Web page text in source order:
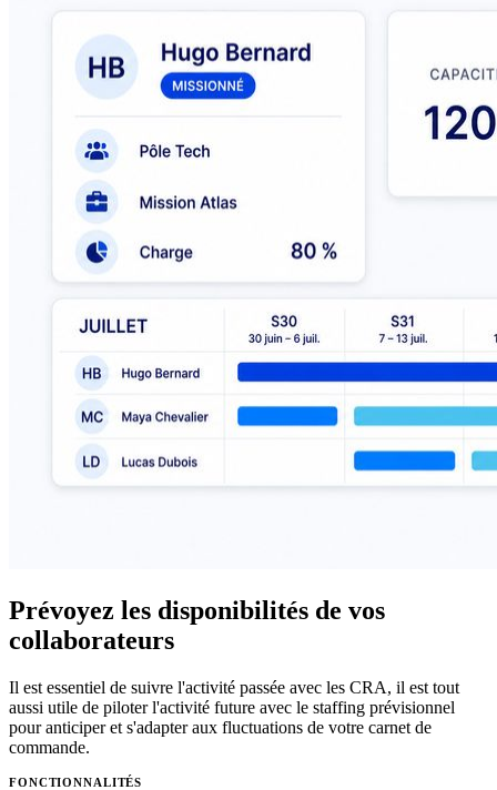
Prévoyez les disponibilités de vos
collaborateurs
Il est essentiel de suivre l'activité passée avec les CRA, il est tout
aussi utile de piloter l'activité future avec le staffing prévisionnel
pour anticiper et s'adapter aux fluctuations de votre carnet de
commande.
FONCTIONNALITÉS